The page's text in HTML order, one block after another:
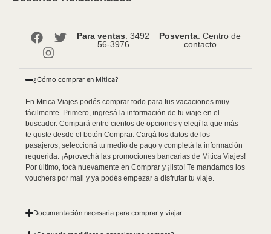
Para ventas: 3492
56-3976
Posventa: Centro de
contacto
¿Cómo comprar en Mitica?
En Mitica Viajes podés comprar todo para tus vacaciones muy
fácilmente. Primero, ingresá la información de tu viaje en el
buscador. Compará entre cientos de opciones y elegí la que más
te guste desde el botón Comprar. Cargá los datos de los
pasajeros, seleccioná tu medio de pago y completá la información
requerida. ¡Aprovechá las promociones bancarias de Mitica Viajes!
Por último, tocá nuevamente en Comprar y ¡listo! Te mandamos los
vouchers por mail y ya podés empezar a disfrutar tu viaje.
Documentación necesaria para comprar y viajar